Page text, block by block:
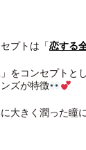
プトは「恋する
」をコンセプトと
ズが特徴
大きく潤った瞳